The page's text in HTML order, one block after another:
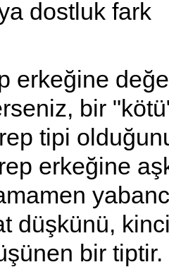
dostluk fark
erkeğine
bir
tipi
erkeğine
düşkünü,
bir tiptir.